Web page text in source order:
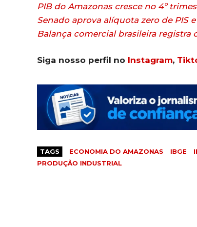
PIB do Amazonas cresce no 4º
Senado aprova alíquota zero de PIS
Balança comercial brasileira
Siga nosso perfil no Instagram,
TAGS ECONOMIA DO AMAZONAS IBGE
PRODUÇÃO INDUSTRIAL